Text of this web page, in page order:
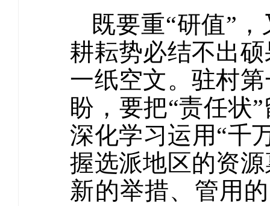
既要重“研值”
耕耘势必结不出
一纸空文。驻村
盼，要把“责任状
深化学习运用“千
握选派地区的资
新的举措、管用